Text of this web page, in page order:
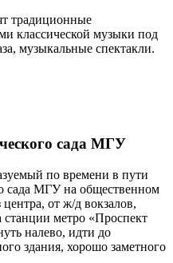
традиционные
классической музыки под
музыкальные спектакли.
сада МГУ
по времени в пути
сада МГУ на общественном
от ж/д вокзалов,
метро «Проспект
налево, идти до
здания, хорошо заметного